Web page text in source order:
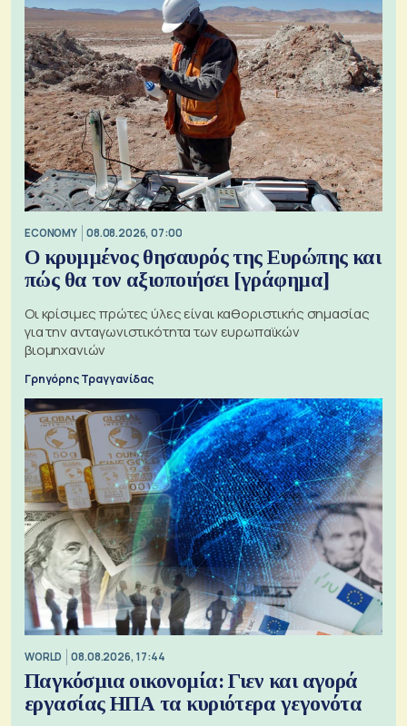
ECONOMY 08.08.2026, 07:00
Ο κρυμμένος θησαυρός της Ευρώπης και
πώς θα τον αξιοποιήσει [γράφημα]
Οι κρίσιμες πρώτες ύλες είναι καθοριστικής σημασίας
για την ανταγωνιστικότητα των ευρωπαϊκών
βιομηχανιών
Γρηγόρης Τραγγανίδας
WORLD 08.08.2026, 17:44
Παγκόσμια οικονομία: Γιεν και αγορά
εργασίας ΗΠΑ τα κυριότερα γεγονότα